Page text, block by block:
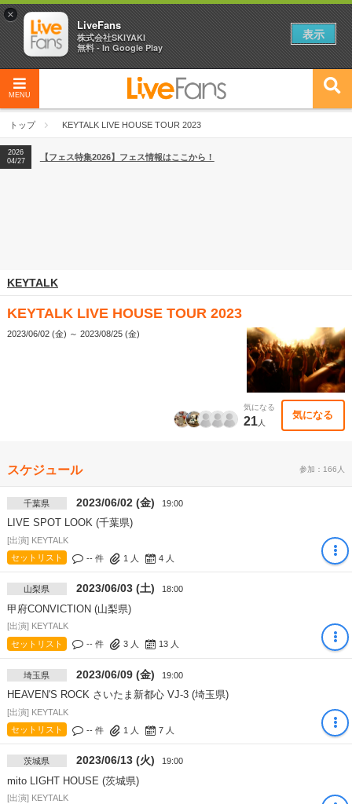
MENU
トップ KEYTALK LIVE HOUSE TOUR 2023
2026
04/27
2026
【ライブ動員ランキング】2026年上半期編発表！
2026
04/27
【フェス特集2026】フェス情報はここから！
KEYTALK
KEYTALK LIVE HOUSE TOUR 2023
2023/06/02 (金) ～ 2023/08/25 (金)
気になる
21人
気になる
スケジュール 参加：166人
千葉県 2023/06/02 (金) 19:00
LIVE SPOT LOOK (千葉県)
[出演] KEYTALK
セットリスト
-- 件 1 人 4人
山梨県 2023/06/03 (土) 18:00
甲府CONVICTION (山梨県)
[出演] KEYTALK
セットリスト
-- 件 3人 13人
埼玉県 2023/06/09 (金) 19:00
HEAVEN'S ROCK さいたま新都心 VJ-3 (埼玉県)
[出演] KEYTALK
セットリスト
-- 件 1 人 7人
茨城県 2023/06/13 (火) 19:00
mito LIGHT HOUSE (茨城県)
[出演] KEYTALK
×
LiveFans
株式会社SKIYAKI
無料 - In Google Play
表示